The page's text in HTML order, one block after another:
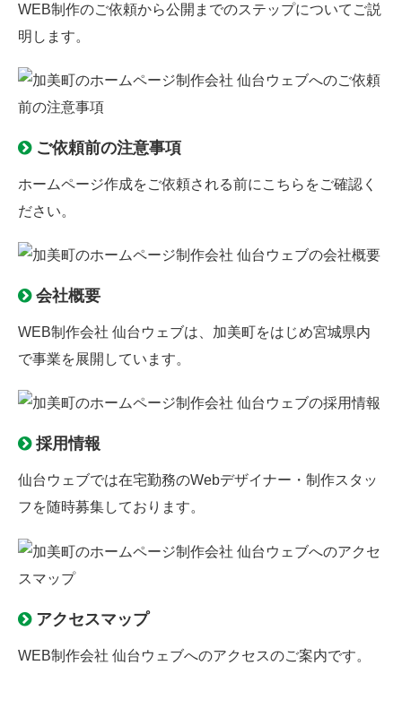
WEB制作のご依頼から公開までのステップについてご説
明します。
ご依頼前の注意事項
ホームページ作成をご依頼される前にこちらをご確認く
ださい。
会社概要
WEB制作会社 仙台ウェブは、加美町をはじめ宮城県内
で事業を展開しています。
採用情報
仙台ウェブでは在宅勤務のWebデザイナー ・制作スタッ
フを随時募集しております。
アクセスマップ
WEB制作会社 仙台ウェブへのアクセスのご案内です。